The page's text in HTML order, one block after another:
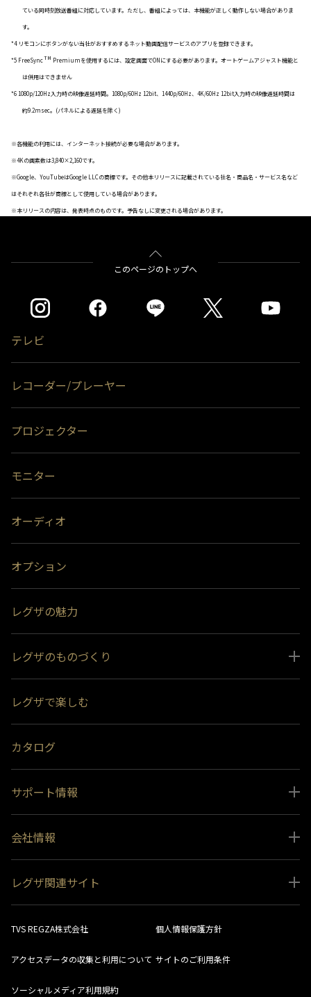
ている同時刻放送番組に対応しています。ただし、番組によっては、本機能が正しく動作しない場合がありま
す。
*4 リモコンにボタンがない当社がおすすめするネット動画配信サービスのアプリを登録できます。
*5 FreeSyncTM Premiumを使用するには、設定画面でONにする必要があります。オートゲームアジャスト機能と
は併用はできません
*6 1080p/120Hz入力時の映像遅延時間。1080p/60Hz 12bit、1440p/60Hz、4K/60Hz 12bit入力時の映像遅延時間は
約9.2msec。(パネルによる遅延を除く)
※各機能の利用には、インターネット接続が必要な場合があります。
※4Kの画素数は3,840×2,160です。
※Google、YouTubeはGoogle LLCの商標です。その他本リリースに記載されている社名・商品名・サービス名など
はそれぞれ各社が商標として使用している場合があります。
※本リリースの内容は、発表時点のものです。予告なしに変更される場合があります。
このページのトップへ
テレビ
レコーダー/プレーヤー
プロジェクター
モニター
オーディオ
オプション
レグザの魅力
レグザのものづくり
スペシャルコンテンツ
受賞履歴
レグザで楽しむ
カタログ
サポート情報
取扱説明書ダウンロード
インフォメーション 一覧
生産終了商品一覧
ソフトウェアダウンロード情報
会社情報
ニュース
会社概要
レグザ関連サイト
レグザ オンラインストア
レグザ メンバーズ
法人向けサイト
視聴分析サービス
TVS REGZA株式会社 個人情報保護方針
アクセスデータの収集と利用について サイトのご利用条件
ソーシャルメディア利用規約